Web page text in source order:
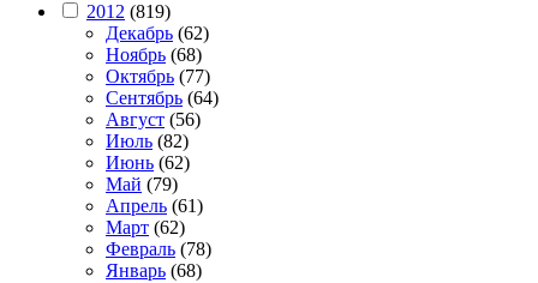
2012 (819)
Декабрь (62)
Ноябрь (68)
Октябрь (77)
Сентябрь (64)
Август (56)
Июль (82)
Июнь (62)
Май (79)
Апрель (61)
Март (62)
Февраль (78)
Январь (68)